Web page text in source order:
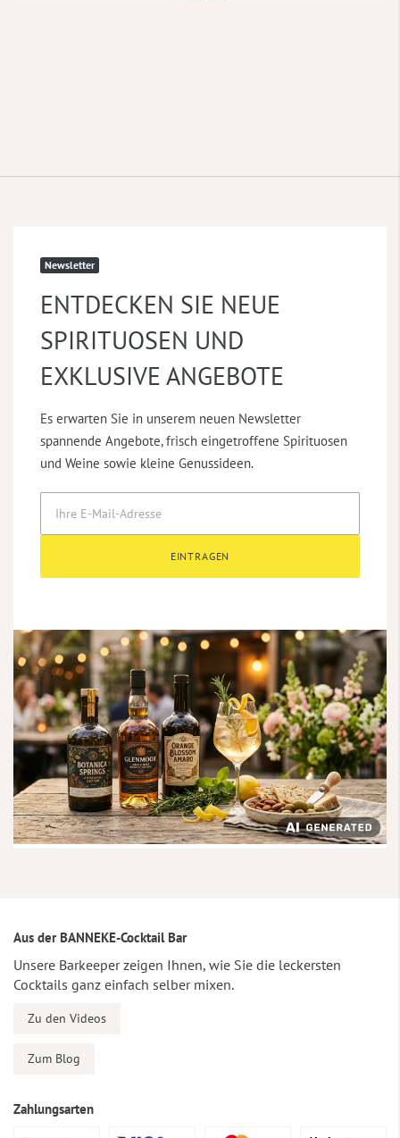
Newsletter
ENTDECKEN SIE NEUE
SPIRITUOSEN UND
EXKLUSIVE ANGEBOTE
Es erwarten Sie in unserem neuen Newsletter
spannende Angebote, frisch eingetroffene Spirituosen
und Weine sowie kleine Genussideen.
EINTRAGEN
Aus der BANNEKE-Cocktail Bar
Unsere Barkeeper zeigen Ihnen, wie Sie die leckersten
Cocktails ganz einfach selber mixen.
Zu den Videos
Zum Blog
Zahlungsarten